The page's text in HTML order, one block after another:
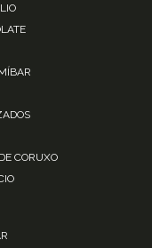
CORUXO